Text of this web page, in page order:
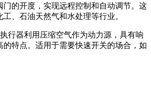
门的开度，实现远程控制和自动调节。这
、石油天然气和水处理等行业。
行器利用压缩空气作为动力源，具有响
的特点。适用于需要快速开关的场合，如